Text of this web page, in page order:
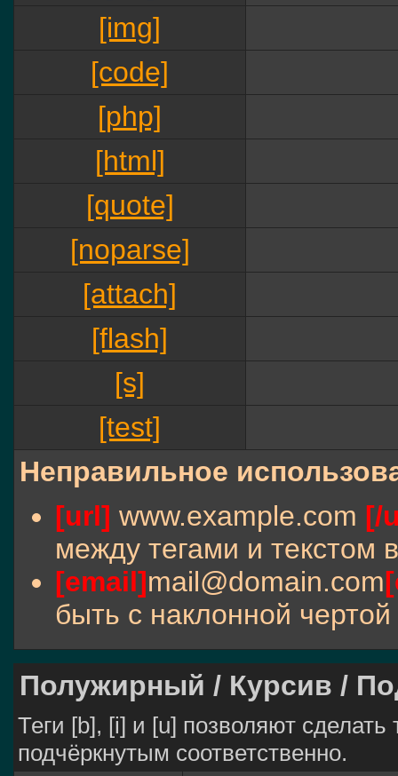
[img]
[code]
[php]
[html]
[quote]
[noparse]
[attach]
[flash]
[s]
[test]
Неправильное
[url] www.example.com [/
между тегами и текстом
[email]mail@domain.com
быть с наклонной
Полужирный / Курсив /
Теги [b], [i] и [u] позволяют
подчёркнутым соответственно.